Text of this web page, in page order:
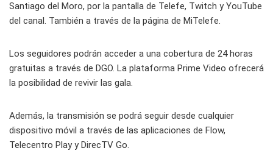
Santiago del Moro, por la pantalla de Telefe, Twitch y YouTube
del canal. También a través de la página de MiTelefe.
Los seguidores podrán acceder a una cobertura de 24 horas
gratuitas a través de DGO. La plataforma Prime Video ofrecerá
la posibilidad de revivir las gala.
Además, la transmisión se podrá seguir desde cualquier
dispositivo móvil a través de las aplicaciones de Flow,
Telecentro Play y DirecTV Go.